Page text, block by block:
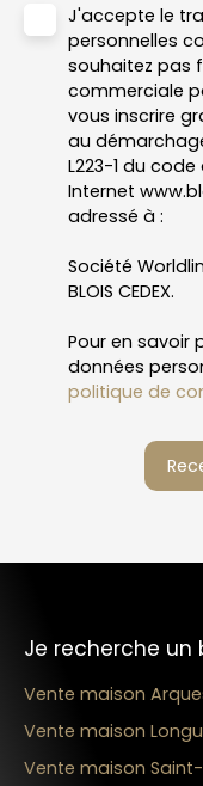
J'accepte le
personnelles
souhaitez pas
commerciale
vous inscrire
au
L223-1 du
Internet
adressé à :
Société
BLOIS CEDEX.
Pour en savoir
données
politique de
Je recherche un
Vente maison
Vente maison
Vente maison